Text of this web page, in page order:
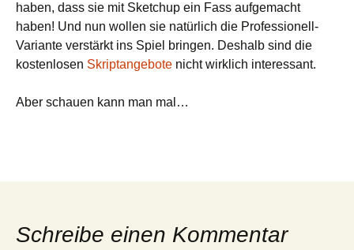
haben, dass sie mit Sketchup ein Fass aufgemacht
haben! Und nun wollen sie natürlich die Professionell-
Variante verstärkt ins Spiel bringen. Deshalb sind die
kostenlosen Skriptangebote nicht wirklich interessant.
Aber schauen kann man mal…
Schreibe einen Kommentar